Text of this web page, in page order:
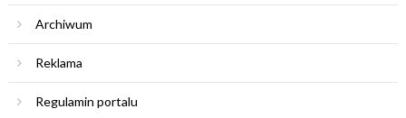
Archiwum
Reklama
Regulamin portalu